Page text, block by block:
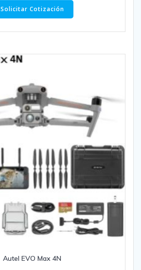
Solicitar Cotización
Autel EVO Max 4N